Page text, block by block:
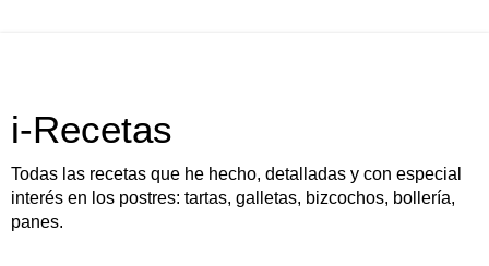
i-Recetas
Todas las recetas que he hecho, detalladas y con especial
interés en los postres: tartas, galletas, bizcochos, bollería,
panes.